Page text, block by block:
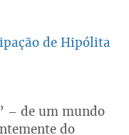
de Hipólita
– de um mundo
do